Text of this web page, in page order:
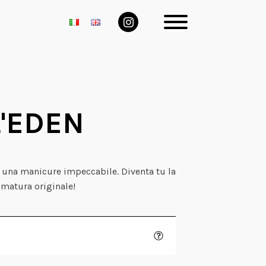
manicure impeccabile. Diventa tu la
originale!